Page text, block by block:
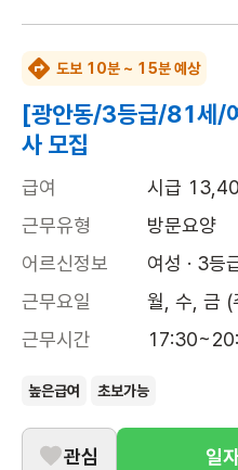
도보 10분 ~ 15분 예상
[광안동/3등급/81세/
사 모집
급여
시급
근무유형
방문요양
어르신정보
여성 · 3등
근무요일
월, 수, 금 (
근무시간
높은급여 초보가능
관심 일